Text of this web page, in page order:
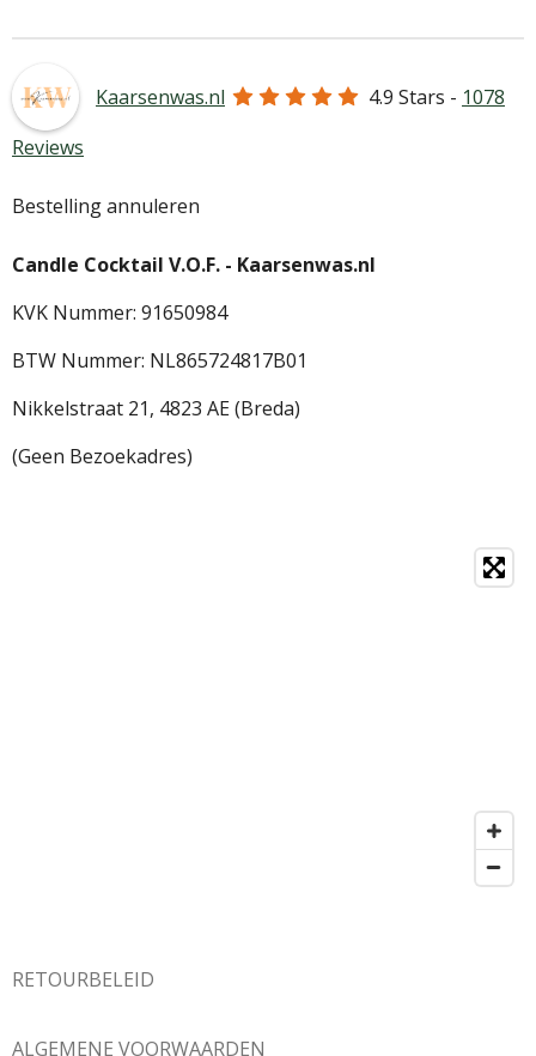
Kaarsenwas.nl 4.9 Stars - 1078
Reviews
Bestelling annuleren
Candle Cocktail V.O.F. - Kaarsenwas.nl
KVK Nummer: 91650984
BTW Nummer: NL865724817B01
Nikkelstraat 21, 4823 AE (Breda)
(Geen Bezoekadres)
RETOURBELEID
ALGEMENE VOORWAARDEN